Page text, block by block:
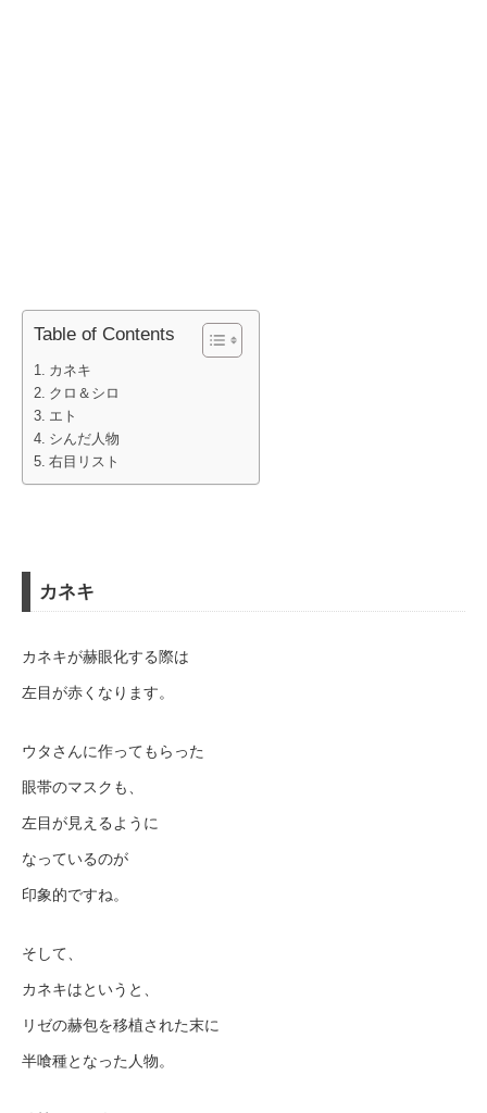
Table of Contents
カネキ
クロ＆シロ
エト
シんだ人物
右目リスト
カネキ
カネキが赫眼化する際は
左目が赤くなります。
ウタさんに作ってもらった
眼帯のマスクも、
左目が見えるように
なっているのが
印象的ですね。
そして、
カネキはというと、
リゼの赫包を移植された末に
半喰種となった人物。